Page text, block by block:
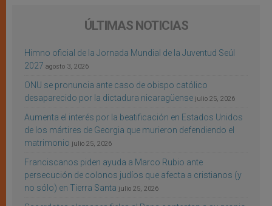
ÚLTIMAS NOTICIAS
Himno oficial de la Jornada Mundial de la Juventud Seúl
2027 agosto 3, 2026
ONU se pronuncia ante caso de obispo católico
desaparecido por la dictadura nicaragüense julio 25, 2026
Aumenta el interés por la beatificación en Estados Unidos
de los mártires de Georgia que murieron defendiendo el
matrimonio julio 25, 2026
Franciscanos piden ayuda a Marco Rubio ante
persecución de colonos judíos que afecta a cristianos (y
no sólo) en Tierra Santa julio 25, 2026